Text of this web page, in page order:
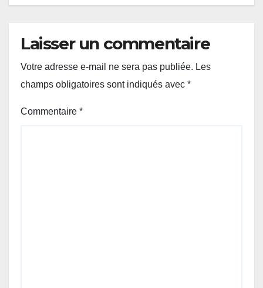
Laisser un commentaire
Votre adresse e-mail ne sera pas publiée. Les
champs obligatoires sont indiqués avec *
Commentaire *